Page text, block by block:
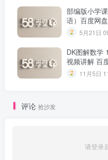
部编版小学
语）百度网
5月21日
DK图解数学
视频讲解 百
11月5日
评论 抢沙发
请登录